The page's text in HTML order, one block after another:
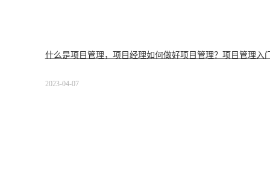
什么是项目管理，项目经理如何做好项目管理？项目管理入
2023-04-07